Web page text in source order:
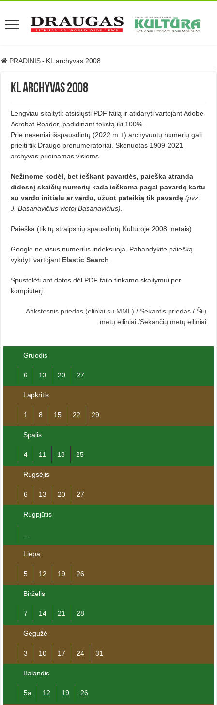
PRADINIS - KL archyvas 2008
KL archyvas 2008
Lengviau skaityti: atsisiųsti PDF failą ir atidaryti vartojant Adobe
Acrobat Reader, padidinant tekstą iki 100%.
Prie neseniai išspausdintų (2022 m.+) archyvuotų numerių gali
prieiti tik Draugo prenumeratoriai. Skenuotas 1909-2021
archyvas prieinamas visiems.
Nežinome kodėl, bet ieškant pavardės, paieška atranda
didesnį skaičių numerių kada ieškoma pagal pavardę kartu
su vardo initialu ar vardu, užuot pateikią tik pavardę (pvz.
J. Basanavičius vietoj Basanavičius)
Paieška (tik tų straipsnių spausdintų Kultūroje 2008 metais)
Google ne visus numerius indeksuoja. Pabandykite paiešką
vykdyti vartojant Elastic Search
Spustelėti ant datos dėl PDF failo tinkamo skaitymui per
kompiuterį:
Ankstesnis priedas (eliniai su MML) / Sekantis priedas / Šių
metų eiliniai /Sekančių metų eiliniai
Gruodis
6 13 20 27
Lapkritis
1 8 15 22 29
Spalis
4 11 18 25
Rugsėjis
6 13 20 27
Rugpjūtis
Liepa
5 12 19 26
Birželis
7 14 21 28
Gegužė
3 10 17 24 31
Balandis
5a 12 19 26